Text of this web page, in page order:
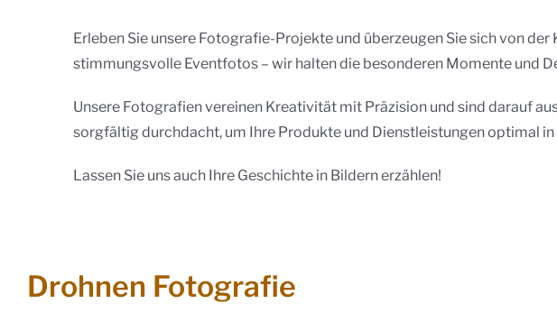
Erleben Sie unsere Fotografie-Projekte und überzeugen Sie sich von
stimmungsvolle Eventfotos – wir halten die besonderen Momente und
Unsere Fotografien vereinen Kreativität mit Präzision und sind darauf
sorgfältig durchdacht, um Ihre Produkte und Dienstleistungen optimal in
Lassen Sie uns auch Ihre Geschichte in Bildern erzählen!
Drohnen Fotografie